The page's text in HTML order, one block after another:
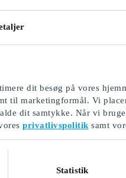
dit besøg på vores
til marketingformål. Vi
dit samtykke. Når vi
privatlivspolitik samt
Statistik